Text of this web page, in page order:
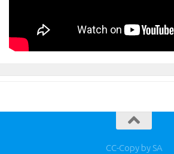
CC-Copy by SA